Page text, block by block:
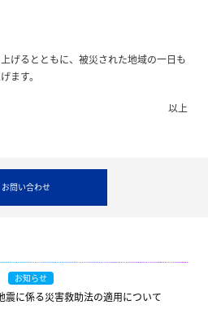
げるとともに、被災された地域の一日も
ます。
以上
お問い合わせ
お知らせ
震に係る災害救助法の適用について